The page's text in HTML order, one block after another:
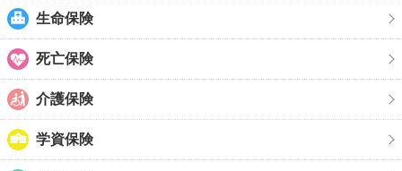
生命保険
死亡保険
介護保険
学資保険